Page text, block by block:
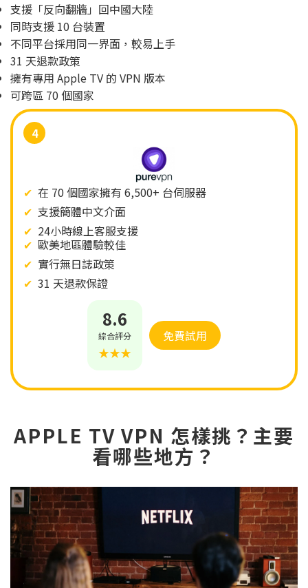
支援「反向翻牆」回中國大陸
同時支援 10 台裝置
不同平台採用同一界面，較易上手
31 天退款政策
擁有專用 Apple TV 的 VPN 版本
可跨區 70 個國家
4
✔ 在 70 個國家擁有 6,500+ 台伺服器
✔ 支援簡體中文介面
✔ 24小時線上客服支援
✔ 歐美地區體驗較佳
✔ 實行無日誌政策
✔ 31 天退款保證
8.6
綜合評分
★★★
免費試用
APPLE TV VPN 怎樣挑？主要
看哪些地方？